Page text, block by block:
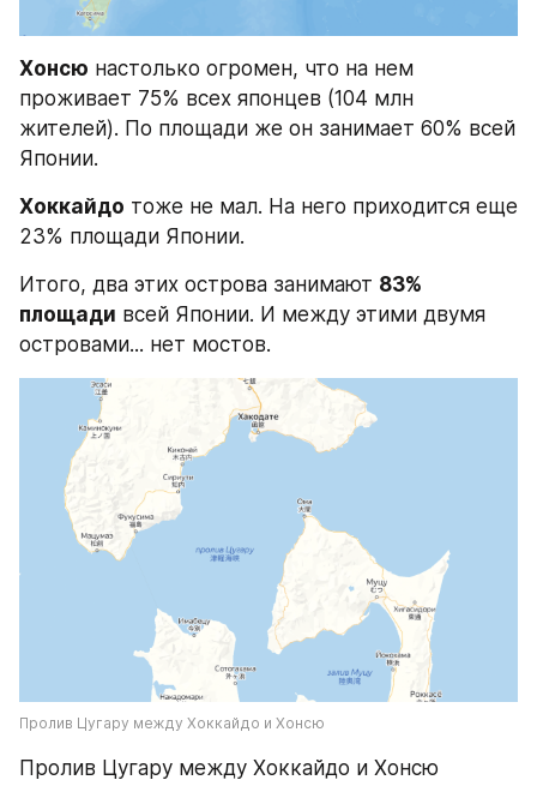
Хонсю настолько огромен, что на нем
проживает 75% всех японцев (104 млн
жителей). По площади же он занимает 60% всей
Японии.
Хоккайдо тоже не мал. На него приходится еще
23% площади Японии.
Итого, два этих острова занимают 83%
площади всей Японии. И между этими двумя
островами... нет мостов.
Пролив Цугару между Хоккайдо и Хонсю
Пролив Цугару между Хоккайдо и Хонсю